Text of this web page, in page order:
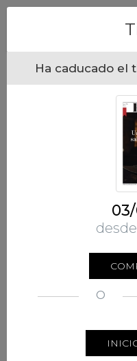
Ha caducado el
O